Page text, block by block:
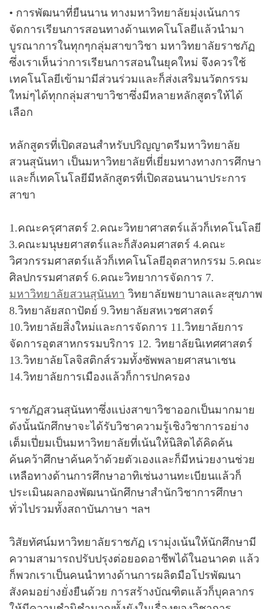
• การพัฒนาที่ยืนนาน ทางมหาวิทยาลัยมุ่งเน้นการ
จัดการเรียนการสอนทางด้านเทคโนโลยีแล้วนำมา
บูรณาการในทุกๆกลุ่มสาขาวิชา มหาวิทยาลัยราชภัฏ
ซึ่งเราเห็นว่าการเรียนการสอนในยุคใหม่ จึงควรใช้
เทคโนโลยีเข้ามามีส่วนร่วมและก็ส่งเสริมนวัตกรรม
ใหม่ๆได้ทุกกลุ่มสาขาวิชาซึ่งมีหลายหลักสูตรให้ได้
เลือก
หลักสูตรที่เปิดสอนสำหรับปริญญาตรีมหาวิทยาลัย
สวนสุนันทา เป็นมหาวิทยาลัยที่เยี่ยมทางทางการศึกษา
และก็เทคโนโลยีมีหลักสูตรที่เปิดสอนนานาประการ
สาขา
1.คณะครุศาสตร์ 2.คณะวิทยาศาสตร์แล้วก็เทคโนโลยี
3.คณะมนุษยศาสตร์และก็สังคมศาสตร์ 4.คณะ
วิศวกรรมศาสตร์แล้วก็เทคโนโลยีอุตสาหกรรม 5.คณะ
ศิลปกรรมศาสตร์ 6.คณะวิทยาการจัดการ 7.
มหาวิทยาลัยสวนสุนันทา วิทยาลัยพยาบาลและสุขภาพ
8.วิทยาลัยสถาปัตย์ 9.วิทยาลัยสหเวชศาสตร์
10.วิทยาลัยสิ่งใหม่และการจัดการ 11.วิทยาลัยการ
จัดการอุตสาหกรรมบริการ 12. วิทยาลัยนิเทศศาสตร์
13.วิทยาลัยโลจิสติกส์รวมทั้งซัพพลายศาสนาเชน
14.วิทยาลัยการเมืองแล้วก็การปกครอง
ราชภัฏสวนสุนันทาซึ่งแบ่งสาขาวิชาออกเป็นมากมาย
ดังนั้นนักศึกษาจะได้รับวิชาความรู้เชิงวิชาการอย่าง
เต็มเปี่ยมเป็นมหาวิทยาลัยที่เน้นให้นิสิตได้คิดค้น
ค้นคว้าศึกษาค้นคว้าด้วยตัวเองและก็มีหน่วยงานช่วย
เหลือทางด้านการศึกษาอาทิเช่นงานทะเบียนแล้วก็
ประเมินผลกองพัฒนานักศึกษาสำนักวิชาการศึกษา
ทั่วไปรวมทั้งสถาบันภาษา ฯลฯ
วิสัยทัศน์มหาวิทยาลัยราชภัฏ เรามุ่งเน้นให้นักศึกษามี
ความสามารถปรับปรุงต่อยอดอาชีพได้ในอนาคต แล้ว
ก็พวกเราเป็นคนนำทางด้านการผลิตมือโปรพัฒนา
สังคมอย่างยั่งยืนด้วย การสร้างบัณฑิตแล้วก็บุคลากร